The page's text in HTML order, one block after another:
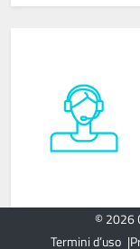
© 2026
Termini d’uso